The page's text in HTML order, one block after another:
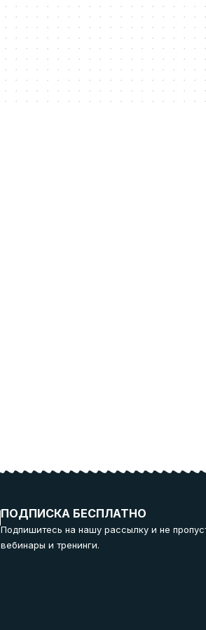
ПОДПИСКА БЕСПЛАТНО
Подпишитесь на нашу рассылку и не
вебинары и тренинги.